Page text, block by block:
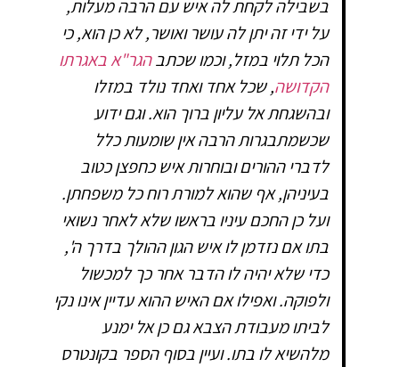
בשבילה לקחת לה איש עם הרבה מעלות,
על ידי זה יתן לה עושר ואושר, לא כן הוא, כי
הכל תלוי במזל, וכמו שכתבהגר"א באגרתו
הקדושה, שכל אחד ואחד נולד במזלו
ובהשגחת אל עליון ברוך הוא. וגם ידוע
שכשמתבגרות הרבה אין שומעות כלל
לדברי ההורים ובוחרות איש כחפצן כטוב
בעיניהן, אף שהוא למורת רוח כל משפחתן.
ועל כן החכם עיניו בראשו שלא לאחר נשואי
בתו אם נזדמן לו איש הגון ההולך בדרך ה',
כדי שלא יהיה לו הדבר אחר כך למכשול
ולפוקה. ואפילו אם האיש ההוא עדיין אינו נקי
לביתו מעבודת הצבא גם כן אל ימנע
מלהשיא לו בתו. ועיין בסוף הספר בקונטרס